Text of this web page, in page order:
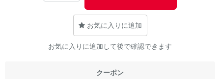
お気に入りに追加
お気に入りに追加して後で確認できます
クーポン
~